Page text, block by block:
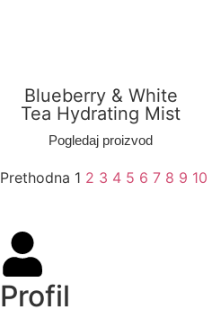
Blueberry & White
Tea Hydrating Mist
Pogledaj proizvod
Prethodna 1 2 3 4 5 6 7 8 9 10
Profil